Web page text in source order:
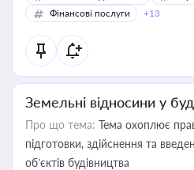
Фінансові послуги
+13
Земельні відносини у
Про що тема: Тема охоплює
підготовки, здійснення та
об’єктів будівництва